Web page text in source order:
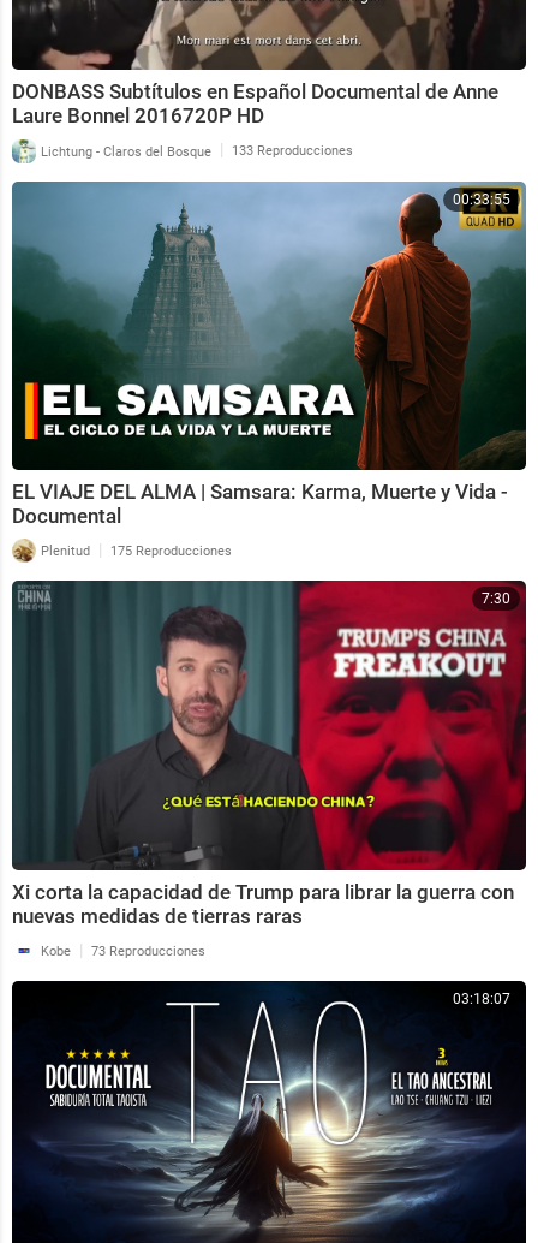
DONBASS Subtítulos en Español Documental de Anne
Laure Bonnel 2016720P HD
Lichtung - Claros del Bosque | 133 Reproducciones
00:33:55
EL VIAJE DEL ALMA | Samsara: Karma, Muerte y Vida -
Documental
Plenitud | 175 Reproducciones
7:30
Xi corta la capacidad de Trump para librar la guerra con
nuevas medidas de tierras raras
Kobe | 73 Reproducciones
03:18:07